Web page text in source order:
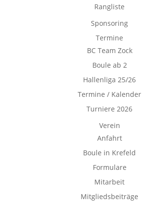
Rangliste
Sponsoring
Termine
BC Team Zock
Boule ab 2
Hallenliga 25/26
Termine / Kalender
Turniere 2026
Verein
Anfahrt
Boule in Krefeld
Formulare
Mitarbeit
Mitgliedsbeiträge